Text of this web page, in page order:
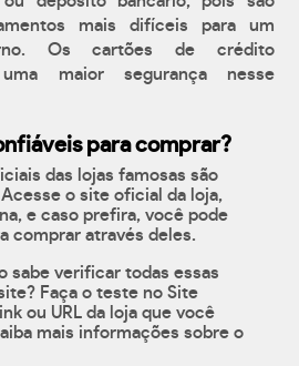
mais difíceis para um
Os cartões de crédito
uma maior segurança nesse
para comprar?
das lojas famosas são
o site oficial da loja,
e caso prefira, você pode
comprar através deles.
sabe verificar todas essas
Faça o teste no Site
ou URL da loja que você
mais informações sobre o